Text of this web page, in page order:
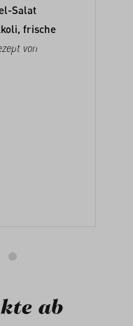
Salat
frische
von
ab